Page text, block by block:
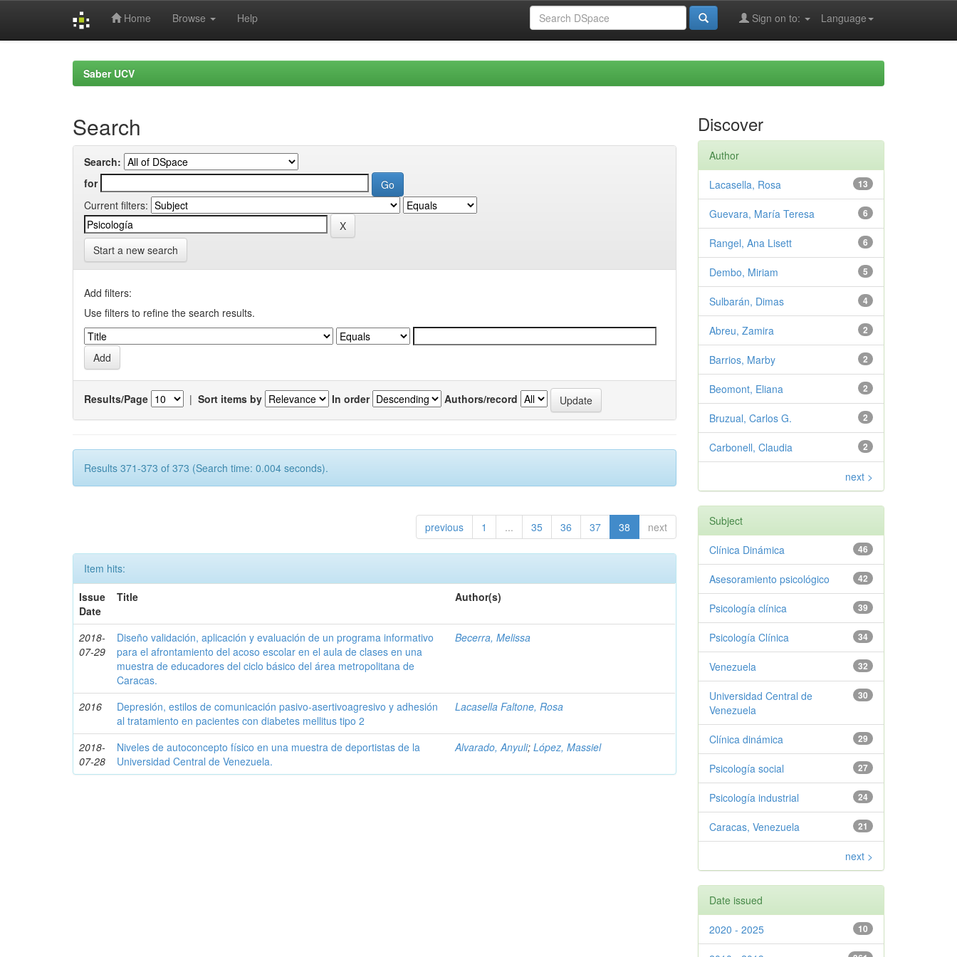
Home Browse Help Language
Sign on to:
Saber UCV
Search
Search:
for
Current filters:
Start a new search
Add filters:
Use filters to refine the search results.
Results/Page | Sort items by In order Authors/record
Results 371-373 of 373 (Search time: 0.004 seconds).
previous 1 ... 35 36 37 38 next
Item hits:
Issue
Date
Title Author(s)
2018-
07-29
Diseño validación, aplicación y evaluación de un programa informativo
para el afrontamiento del acoso escolar en el aula de clases en una
muestra de educadores del ciclo básico del área metropolitana de
Caracas.
Becerra, Melissa
2016
Depresión, estilos de comunicación pasivo-asertivoagresivo y adhesión
al tratamiento en pacientes con diabetes mellitus tipo 2
Lacasella Faltone, Rosa
2018-
07-28
Niveles de autoconcepto físico en una muestra de deportistas de la
Universidad Central de Venezuela.
Alvarado, Anyuli;López, Massiel
Discover
Author
13
Lacasella, Rosa
6
Guevara, María Teresa
6
Rangel, Ana Lisett
5
Dembo, Miriam
4
Sulbarán, Dimas
2
Abreu, Zamira
2
Barrios, Marby
2
Beomont, Eliana
2
Bruzual, Carlos G.
2
Carbonell, Claudia
next >
Subject
46
Clínica Dinámica
42
Asesoramiento psicológico
39
Psicología clínica
34
Psicología Clínica
32
Venezuela
30
Universidad Central de
Venezuela
29
Clínica dinámica
27
Psicología social
24
Psicología industrial
21
Caracas, Venezuela
next >
Date issued
10
2020 - 2025